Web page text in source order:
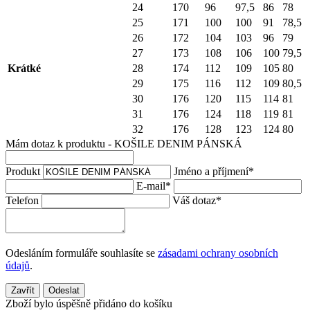
Krátké
24 170 96 97,5 86
78
25
171 100 100 91
78,5
26
172 104 103 96
79
27
173 108 106 100 79,5
28
174 112 109 105 80
29
175 116 112 109 80,5
30
176 120 115 114 81
31
176 124 118 119 81
32
176 128 123 124 80
Mám dotaz k produktu - KOŠILE DENIM PÁNSKÁ
Produkt Jméno a příjmení*
E-mail*
Telefon
Váš dotaz*
Odesláním formuláře souhlasíte se zásadami ochrany osobních
údajů.
Zavřít Odeslat
Zboží bylo úspěšně přidáno do košíku